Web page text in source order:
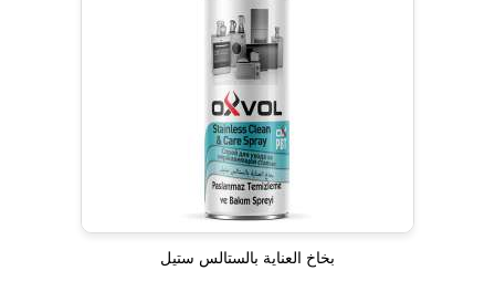
بخاخ العناية بالستالس ستيل